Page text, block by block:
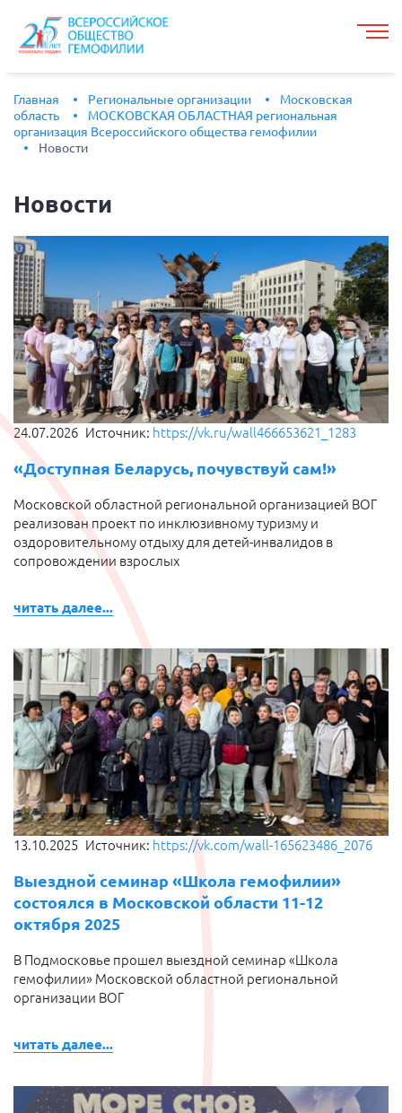
Главная Региональные организации
Московская
область
МОСКОВСКАЯ ОБЛАСТНАЯ региональная
организация Всероссийского общества гемофилии
Новости
Новости
24.07.2026 Источник: https://vk.ru/wall466653621_1283
«Доступная Беларусь, почувствуй сам!»
Московской областной региональной организацией ВОГ
реализован проект по инклюзивному туризму и
оздоровительному отдыху для детей-инвалидов в
сопровождении взрослых
читать далее...
13.10.2025 Источник: https://vk.com/wall-165623486_2076
Выездной семинар «Школа гемофилии»
состоялся в Московской области 11-12
октября 2025
В Подмосковье прошел выездной семинар «Школа
гемофилии» Московской областной региональной
организации ВОГ
читать далее...